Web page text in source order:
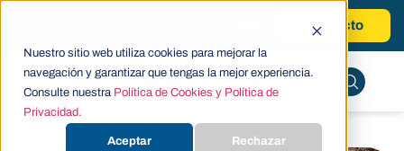
Nuestro sitio web utiliza cookies para mejorar la
navegación y garantizar que tengas la mejor experiencia.
Consulte nuestra Política de Cookies y Política de
Privacidad.
Aceptar Rechazar
Contacto